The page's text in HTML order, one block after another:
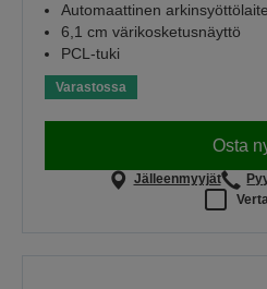
Automaattinen arkinsyöttölaite
6,1 cm värikosketusnäyttö
PCL-tuki
Varastossa
Osta
Jälleenmyyjät